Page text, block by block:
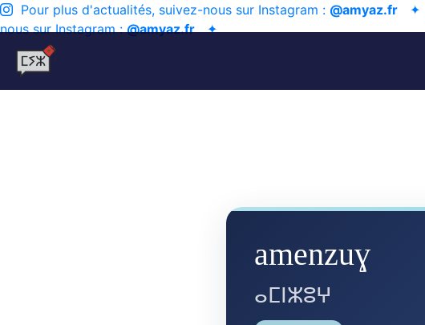
Pour plus d'actualités, suivez-nous sur Instagram : @amyaz.fr ✦
nous sur Instagram :@amyaz.fr✦
amenzuɣ
ⴰⵎⵏⵣⵓⵖ